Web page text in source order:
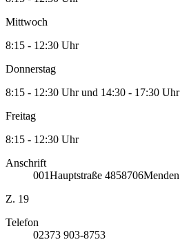
Mittwoch
8:15 - 12:30 Uhr
Donnerstag
8:15 - 12:30 Uhr und 14:30 - 17:30 Uhr
Freitag
8:15 - 12:30 Uhr
Anschrift
001Hauptstraße 4858706Menden
Z. 19
Telefon
02373 903-8753